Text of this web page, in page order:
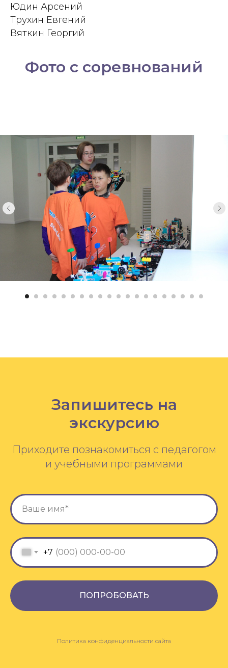
Юдин Арсений
Трухин Евгений
Вяткин Георгий
Фото с соревнований
Запишитесь на
экскурсию
Приходите познакомиться с педагогом
и учебными программами
+7
ПОПРОБОВАТЬ
Политика конфиденциальности сайта